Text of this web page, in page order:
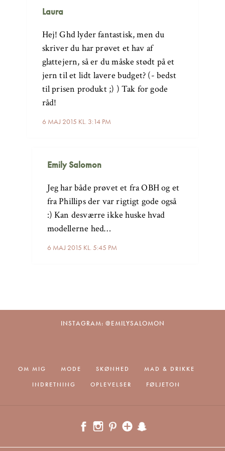
Laura
6 MAJ 2015 KL. 3:14 PM
Hej! Ghd lyder fantastisk, men du
skriver du har prøvet et hav af
glattejern, så er du måske stødt på et
jern til et lidt lavere budget? (- bedst
til prisen produkt ;) ) Tak for gode
råd!
Emily Salomon
6 MAJ 2015 KL. 5:45 PM
Jeg har både prøvet et fra OBH og et
fra Phillips der var rigtigt gode også
:) Kan desværre ikke huske hvad
modellerne hed…
INSTAGRAM: @EMILYSALOMON
OM MIG MODE SKØNHED
MAD & DRIKKE
INDRETNING
OPLEVELSER FØLJETON